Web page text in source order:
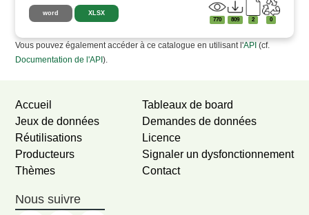
word XLSX
770 809 2 0
Vous pouvez également accéder à ce catalogue en utilisant l'API (cf.
Documentation de l'API).
Accueil
Jeux de données
Réutilisations
Producteurs
Thèmes
Tableaux de board
Demandes de données
Licence
Signaler un dysfonctionnement
Contact
Nous suivre